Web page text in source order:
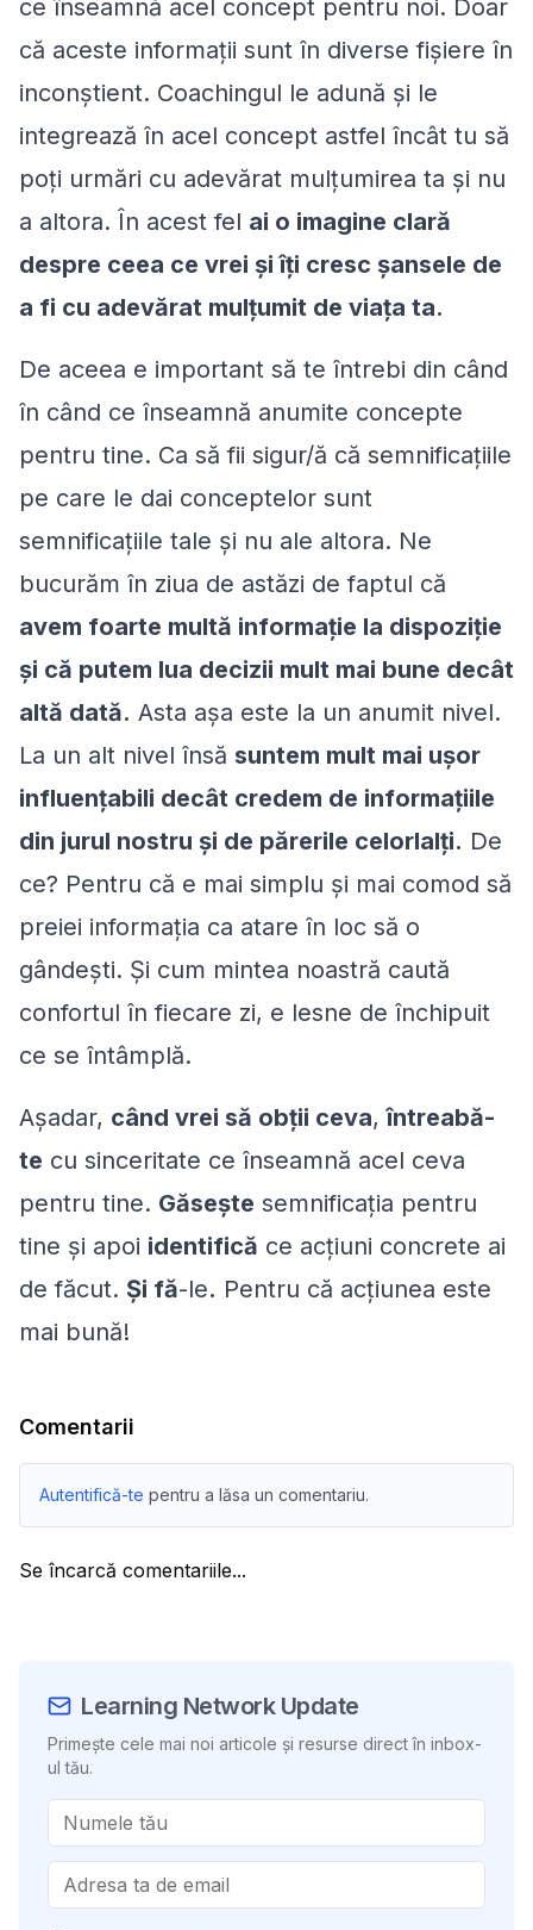
ce înseamnă acel concept pentru noi. Doar
că aceste informații sunt în diverse fișiere în
inconștient. Coachingul le adună și le
integrează în acel concept astfel încât tu să
poți urmări cu adevărat mulțumirea ta și nu
a altora. În acest fel ai o imagine clară
despre ceea ce vrei și îți cresc șansele de
a fi cu adevărat mulțumit de viața ta.
De aceea e important să te întrebi din când
în când ce înseamnă anumite concepte
pentru tine. Ca să fii sigur/ă că semnificațiile
pe care le dai conceptelor sunt
semnificațiile tale și nu ale altora. Ne
bucurăm în ziua de astăzi de faptul că
avem foarte multă informație la dispoziție
și că putem lua decizii mult mai bune decât
altă dată. Asta așa este la un anumit nivel.
La un alt nivel însă suntem mult mai ușor
influențabili decât credem de informațiile
din jurul nostru și de părerile celorlalți. De
ce? Pentru că e mai simplu și mai comod să
preiei informația ca atare în loc să o
gândești. Și cum mintea noastră caută
confortul în fiecare zi, e lesne de închipuit
ce se întâmplă.
Așadar, când vrei să obții ceva,întreabă-
te cu sinceritate ce înseamnă acel ceva
pentru tine. Găsește semnificația pentru
tine și apoi identifică ce acțiuni concrete ai
de făcut. Și fă-le. Pentru că acțiunea este
mai bună!
Comentarii
Autentifică-te pentru a lăsa un comentariu.
Se încarcă comentariile...
Learning Network Update
Primește cele mai noi articole și resurse direct în inbox-
ul tău.